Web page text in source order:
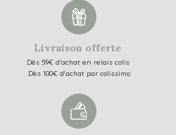
Livraison offerte
Dès 59€ d'achat en relais colis
Dès 100€ d'achat par colissimo